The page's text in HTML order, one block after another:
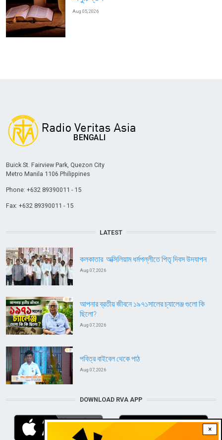
Aug 05, 2026
×
Buick St. Fairview Park, Quezon City
Metro Manila 1106 Philippines
Phone: +632 89390011 - 15
Fax: +632 89390011 - 15
LATEST
কলকাতার অক্সিলিয়াম ধর্মপল্লীতে পিতৃ দিবস উদযাপন
Aug 07, 2026
আপনার ব্রতীয় জীবনে ১৯৭১সালের চ্যালেঞ্জ গুলো কি
ছিলো?
Aug 07, 2026
পবিত্র বাইবেল থেকে পাঠ
Aug 07, 2026
DOWNLOAD RVA APP